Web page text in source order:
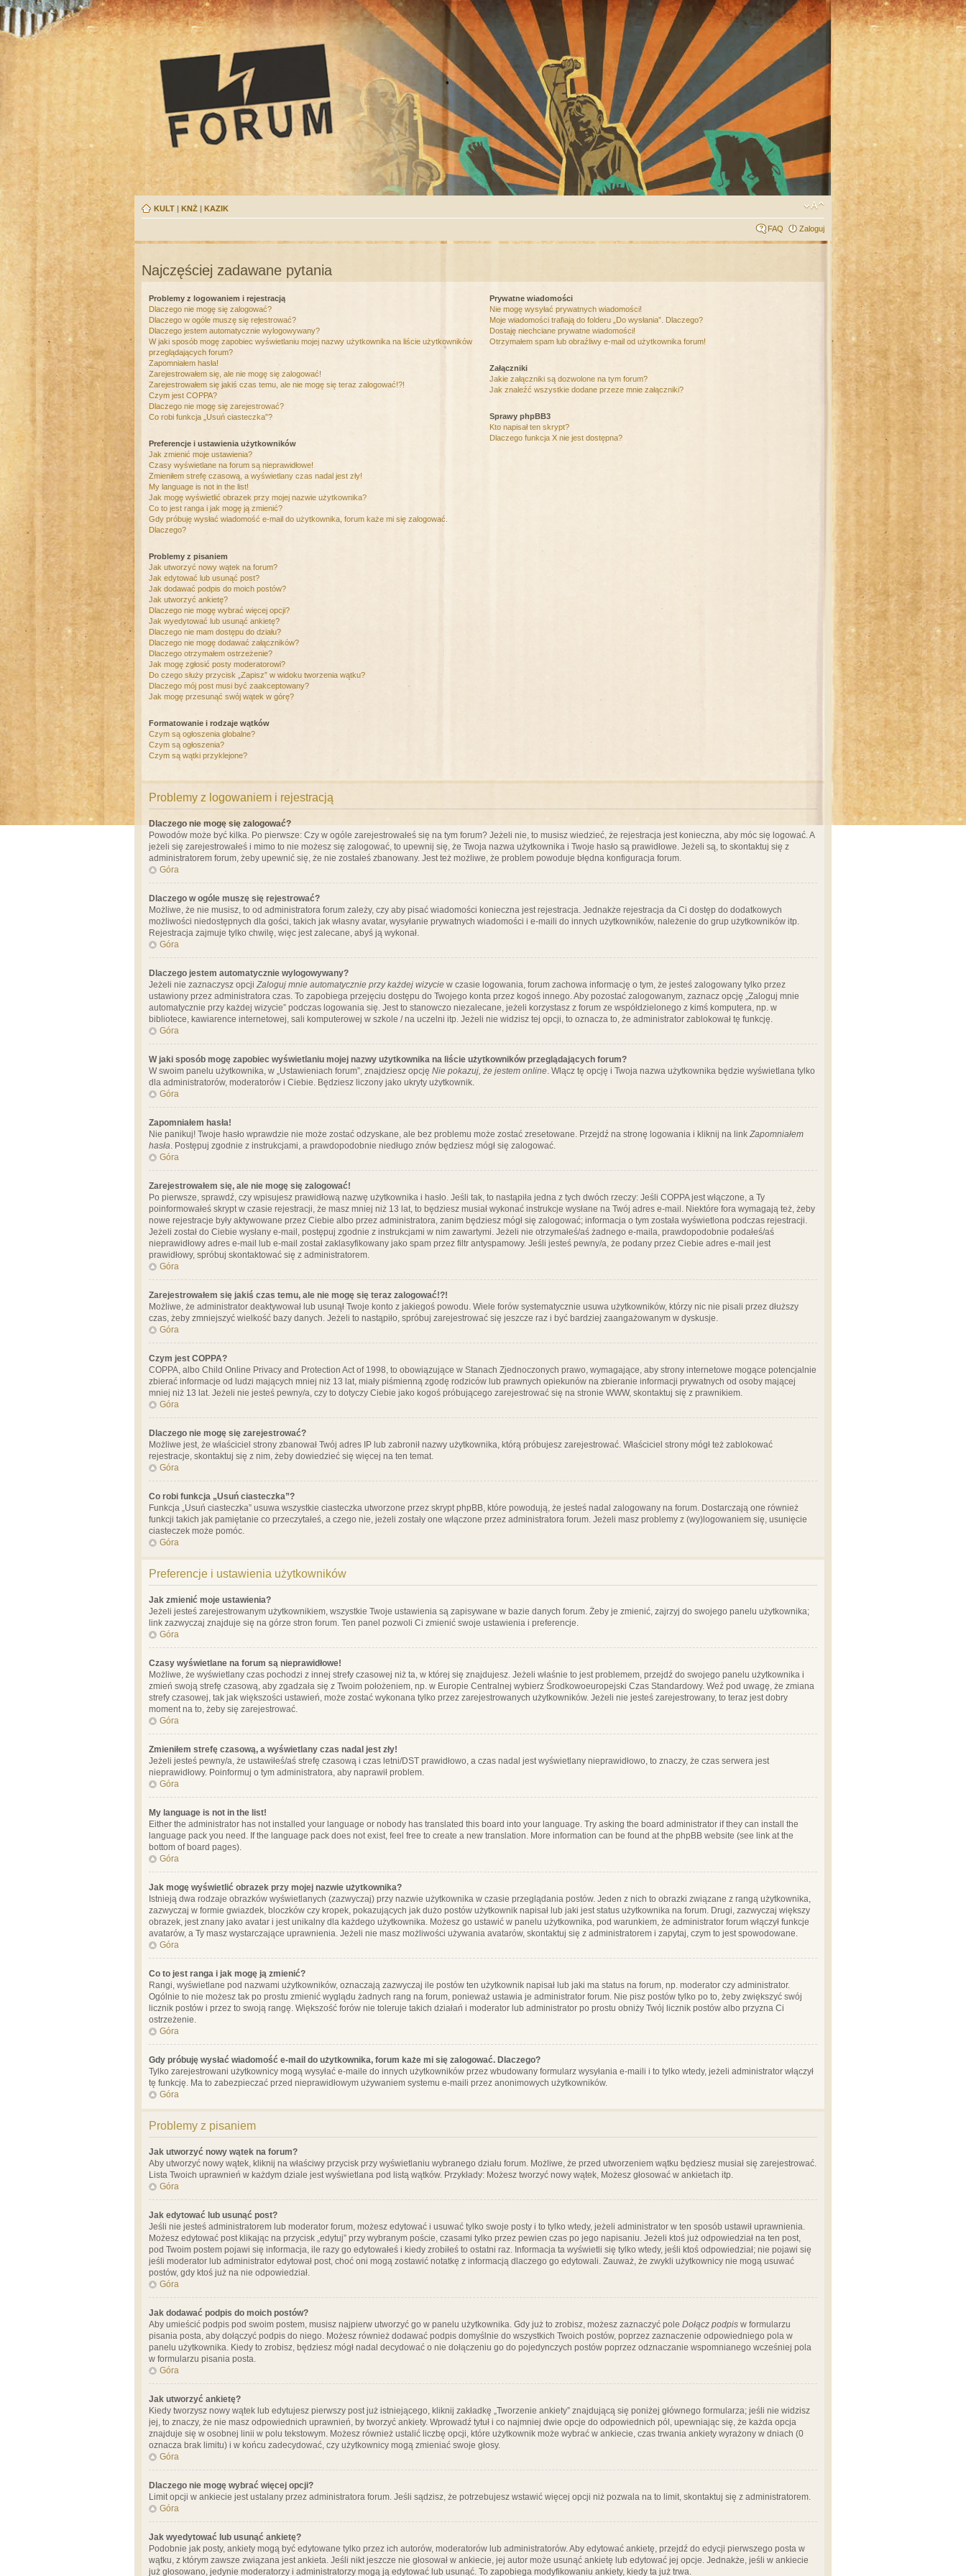
KULT | KNŻ | KAZIK
FAQ Zaloguj
Najczęściej zadawane pytania
Problemy z logowaniem i rejestracją
Dlaczego nie mogę się zalogować?
Dlaczego w ogóle muszę się rejestrować?
Dlaczego jestem automatycznie wylogowywany?
W jaki sposób mogę zapobiec wyświetlaniu mojej nazwy użytkownika na liście użytkowników
przeglądających forum?
Zapomniałem hasła!
Zarejestrowałem się, ale nie mogę się zalogować!
Zarejestrowałem się jakiś czas temu, ale nie mogę się teraz zalogować!?!
Czym jest COPPA?
Dlaczego nie mogę się zarejestrować?
Co robi funkcja „Usuń ciasteczka”?
Preferencje i ustawienia użytkowników
Jak zmienić moje ustawienia?
Czasy wyświetlane na forum są nieprawidłowe!
Zmieniłem strefę czasową, a wyświetlany czas nadal jest zły!
My language is not in the list!
Jak mogę wyświetlić obrazek przy mojej nazwie użytkownika?
Co to jest ranga i jak mogę ją zmienić?
Gdy próbuję wysłać wiadomość e-mail do użytkownika, forum każe mi się zalogować.
Dlaczego?
Problemy z pisaniem
Jak utworzyć nowy wątek na forum?
Jak edytować lub usunąć post?
Jak dodawać podpis do moich postów?
Jak utworzyć ankietę?
Dlaczego nie mogę wybrać więcej opcji?
Jak wyedytować lub usunąć ankietę?
Dlaczego nie mam dostępu do działu?
Dlaczego nie mogę dodawać załączników?
Dlaczego otrzymałem ostrzeżenie?
Jak mogę zgłosić posty moderatorowi?
Do czego służy przycisk „Zapisz” w widoku tworzenia wątku?
Dlaczego mój post musi być zaakceptowany?
Jak mogę przesunąć swój wątek w górę?
Formatowanie i rodzaje wątków
Czym są ogłoszenia globalne?
Czym są ogłoszenia?
Czym są wątki przyklejone?
Prywatne wiadomości
Nie mogę wysyłać prywatnych wiadomości!
Moje wiadomości trafiają do folderu „Do wysłania”. Dlaczego?
Dostaję niechciane prywatne wiadomości!
Otrzymałem spam lub obraźliwy e-mail od użytkownika forum!
Załączniki
Jakie załączniki są dozwolone na tym forum?
Jak znaleźć wszystkie dodane przeze mnie załączniki?
Sprawy phpBB3
Kto napisał ten skrypt?
Dlaczego funkcja X nie jest dostępna?
Problemy z logowaniem i rejestracją
Dlaczego nie mogę się zalogować?
Powodów może być kilka. Po pierwsze: Czy w ogóle zarejestrowałeś się na tym forum? Jeżeli nie, to musisz wiedzieć, że rejestracja jest konieczna, aby móc się logować. A
jeżeli się zarejestrowałeś i mimo to nie możesz się zalogować, to upewnij się, że Twoja nazwa użytkownika i Twoje hasło są prawidłowe. Jeżeli są, to skontaktuj się z
administratorem forum, żeby upewnić się, że nie zostałeś zbanowany. Jest też możliwe, że problem powoduje błędna konfiguracja forum.
Góra
Dlaczego w ogóle muszę się rejestrować?
Możliwe, że nie musisz, to od administratora forum zależy, czy aby pisać wiadomości konieczna jest rejestracja. Jednakże rejestracja da Ci dostęp do dodatkowych
możliwości niedostępnych dla gości, takich jak własny avatar, wysyłanie prywatnych wiadomości i e-maili do innych użytkowników, należenie do grup użytkowników itp.
Rejestracja zajmuje tylko chwilę, więc jest zalecane, abyś ją wykonał.
Góra
Dlaczego jestem automatycznie wylogowywany?
Jeżeli nie zaznaczysz opcji Zaloguj mnie automatycznie przy każdej wizycie w czasie logowania, forum zachowa informację o tym, że jesteś zalogowany tylko przez
ustawiony przez administratora czas. To zapobiega przejęciu dostępu do Twojego konta przez kogoś innego. Aby pozostać zalogowanym, zaznacz opcję „Zaloguj mnie
automatycznie przy każdej wizycie” podczas logowania się. Jest to stanowczo niezalecane, jeżeli korzystasz z forum ze współdzielonego z kimś komputera, np. w
bibliotece, kawiarence internetowej, sali komputerowej w szkole / na uczelni itp. Jeżeli nie widzisz tej opcji, to oznacza to, że administrator zablokował tę funkcję.
Góra
W jaki sposób mogę zapobiec wyświetlaniu mojej nazwy użytkownika na liście użytkowników przeglądających forum?
W swoim panelu użytkownika, w „Ustawieniach forum”, znajdziesz opcję Nie pokazuj, że jestem online. Włącz tę opcję i Twoja nazwa użytkownika będzie wyświetlana tylko
dla administratorów, moderatorów i Ciebie. Będziesz liczony jako ukryty użytkownik.
Góra
Zapomniałem hasła!
Nie panikuj! Twoje hasło wprawdzie nie może zostać odzyskane, ale bez problemu może zostać zresetowane. Przejdź na stronę logowania i kliknij na link Zapomniałem
hasła. Postępuj zgodnie z instrukcjami, a prawdopodobnie niedługo znów będziesz mógł się zalogować.
Góra
Zarejestrowałem się, ale nie mogę się zalogować!
Po pierwsze, sprawdź, czy wpisujesz prawidłową nazwę użytkownika i hasło. Jeśli tak, to nastąpiła jedna z tych dwóch rzeczy: Jeśli COPPA jest włączone, a Ty
poinformowałeś skrypt w czasie rejestracji, że masz mniej niż 13 lat, to będziesz musiał wykonać instrukcje wysłane na Twój adres e-mail. Niektóre fora wymagają też, żeby
nowe rejestracje były aktywowane przez Ciebie albo przez administratora, zanim będziesz mógł się zalogować; informacja o tym została wyświetlona podczas rejestracji.
Jeżeli został do Ciebie wysłany e-mail, postępuj zgodnie z instrukcjami w nim zawartymi. Jeżeli nie otrzymałeś/aś żadnego e-maila, prawdopodobnie podałeś/aś
nieprawidłowy adres e-mail lub e-mail został zaklasyfikowany jako spam przez filtr antyspamowy. Jeśli jesteś pewny/a, że podany przez Ciebie adres e-mail jest
prawidłowy, spróbuj skontaktować się z administratorem.
Góra
Zarejestrowałem się jakiś czas temu, ale nie mogę się teraz zalogować!?!
Możliwe, że administrator deaktywował lub usunął Twoje konto z jakiegoś powodu. Wiele forów systematycznie usuwa użytkowników, którzy nic nie pisali przez dłuższy
czas, żeby zmniejszyć wielkość bazy danych. Jeżeli to nastąpiło, spróbuj zarejestrować się jeszcze raz i być bardziej zaangażowanym w dyskusje.
Góra
Czym jest COPPA?
COPPA, albo Child Online Privacy and Protection Act of 1998, to obowiązujące w Stanach Zjednoczonych prawo, wymagające, aby strony internetowe mogące potencjalnie
zbierać informacje od ludzi mających mniej niż 13 lat, miały piśmienną zgodę rodziców lub prawnych opiekunów na zbieranie informacji prywatnych od osoby mającej
mniej niż 13 lat. Jeżeli nie jesteś pewny/a, czy to dotyczy Ciebie jako kogoś próbującego zarejestrować się na stronie WWW, skontaktuj się z prawnikiem.
Góra
Dlaczego nie mogę się zarejestrować?
Możliwe jest, że właściciel strony zbanował Twój adres IP lub zabronił nazwy użytkownika, którą próbujesz zarejestrować. Właściciel strony mógł też zablokować
rejestracje, skontaktuj się z nim, żeby dowiedzieć się więcej na ten temat.
Góra
Co robi funkcja „Usuń ciasteczka”?
Funkcja „Usuń ciasteczka” usuwa wszystkie ciasteczka utworzone przez skrypt phpBB, które powodują, że jesteś nadal zalogowany na forum. Dostarczają one również
funkcji takich jak pamiętanie co przeczytałeś, a czego nie, jeżeli zostały one włączone przez administratora forum. Jeżeli masz problemy z (wy)logowaniem się, usunięcie
ciasteczek może pomóc.
Góra
Preferencje i ustawienia użytkowników
Jak zmienić moje ustawienia?
Jeżeli jesteś zarejestrowanym użytkownikiem, wszystkie Twoje ustawienia są zapisywane w bazie danych forum. Żeby je zmienić, zajrzyj do swojego panelu użytkownika;
link zazwyczaj znajduje się na górze stron forum. Ten panel pozwoli Ci zmienić swoje ustawienia i preferencje.
Góra
Czasy wyświetlane na forum są nieprawidłowe!
Możliwe, że wyświetlany czas pochodzi z innej strefy czasowej niż ta, w której się znajdujesz. Jeżeli właśnie to jest problemem, przejdź do swojego panelu użytkownika i
zmień swoją strefę czasową, aby zgadzała się z Twoim położeniem, np. w Europie Centralnej wybierz Środkowoeuropejski Czas Standardowy. Weź pod uwagę, że zmiana
strefy czasowej, tak jak większości ustawień, może zostać wykonana tylko przez zarejestrowanych użytkowników. Jeżeli nie jesteś zarejestrowany, to teraz jest dobry
moment na to, żeby się zarejestrować.
Góra
Zmieniłem strefę czasową, a wyświetlany czas nadal jest zły!
Jeżeli jesteś pewny/a, że ustawiłeś/aś strefę czasową i czas letni/DST prawidłowo, a czas nadal jest wyświetlany nieprawidłowo, to znaczy, że czas serwera jest
nieprawidłowy. Poinformuj o tym administratora, aby naprawił problem.
Góra
My language is not in the list!
Either the administrator has not installed your language or nobody has translated this board into your language. Try asking the board administrator if they can install the
language pack you need. If the language pack does not exist, feel free to create a new translation. More information can be found at the phpBB website (see link at the
bottom of board pages).
Góra
Jak mogę wyświetlić obrazek przy mojej nazwie użytkownika?
Istnieją dwa rodzaje obrazków wyświetlanych (zazwyczaj) przy nazwie użytkownika w czasie przeglądania postów. Jeden z nich to obrazki związane z rangą użytkownika,
zazwyczaj w formie gwiazdek, bloczków czy kropek, pokazujących jak dużo postów użytkownik napisał lub jaki jest status użytkownika na forum. Drugi, zazwyczaj większy
obrazek, jest znany jako avatar i jest unikalny dla każdego użytkownika. Możesz go ustawić w panelu użytkownika, pod warunkiem, że administrator forum włączył funkcje
avatarów, a Ty masz wystarczające uprawnienia. Jeżeli nie masz możliwości używania avatarów, skontaktuj się z administratorem i zapytaj, czym to jest spowodowane.
Góra
Co to jest ranga i jak mogę ją zmienić?
Rangi, wyświetlane pod nazwami użytkowników, oznaczają zazwyczaj ile postów ten użytkownik napisał lub jaki ma status na forum, np. moderator czy administrator.
Ogólnie to nie możesz tak po prostu zmienić wyglądu żadnych rang na forum, ponieważ ustawia je administrator forum. Nie pisz postów tylko po to, żeby zwiększyć swój
licznik postów i przez to swoją rangę. Większość forów nie toleruje takich działań i moderator lub administrator po prostu obniży Twój licznik postów albo przyzna Ci
ostrzeżenie.
Góra
Gdy próbuję wysłać wiadomość e-mail do użytkownika, forum każe mi się zalogować. Dlaczego?
Tylko zarejestrowani użytkownicy mogą wysyłać e-maile do innych użytkowników przez wbudowany formularz wysyłania e-maili i to tylko wtedy, jeżeli administrator włączył
tę funkcję. Ma to zabezpieczać przed nieprawidłowym używaniem systemu e-maili przez anonimowych użytkowników.
Góra
Problemy z pisaniem
Jak utworzyć nowy wątek na forum?
Aby utworzyć nowy wątek, kliknij na właściwy przycisk przy wyświetlaniu wybranego działu forum. Możliwe, że przed utworzeniem wątku będziesz musiał się zarejestrować.
Lista Twoich uprawnień w każdym dziale jest wyświetlana pod listą wątków. Przykłady: Możesz tworzyć nowy wątek, Możesz głosować w ankietach itp.
Góra
Jak edytować lub usunąć post?
Jeśli nie jesteś administratorem lub moderator forum, możesz edytować i usuwać tylko swoje posty i to tylko wtedy, jeżeli administrator w ten sposób ustawił uprawnienia.
Możesz edytować post klikając na przycisk „edytuj” przy wybranym poście, czasami tylko przez pewien czas po jego napisaniu. Jeżeli ktoś już odpowiedział na ten post,
pod Twoim postem pojawi się informacja, ile razy go edytowałeś i kiedy zrobiłeś to ostatni raz. Informacja ta wyświetli się tylko wtedy, jeśli ktoś odpowiedział; nie pojawi się
jeśli moderator lub administrator edytował post, choć oni mogą zostawić notatkę z informacją dlaczego go edytowali. Zauważ, że zwykli użytkownicy nie mogą usuwać
postów, gdy ktoś już na nie odpowiedział.
Góra
Jak dodawać podpis do moich postów?
Aby umieścić podpis pod swoim postem, musisz najpierw utworzyć go w panelu użytkownika. Gdy już to zrobisz, możesz zaznaczyć pole Dołącz podpis w formularzu
pisania posta, aby dołączyć podpis do niego. Możesz również dodawać podpis domyślnie do wszystkich Twoich postów, poprzez zaznaczenie odpowiedniego pola w
panelu użytkownika. Kiedy to zrobisz, będziesz mógł nadal decydować o nie dołączeniu go do pojedynczych postów poprzez odznaczanie wspomnianego wcześniej pola
w formularzu pisania posta.
Góra
Jak utworzyć ankietę?
Kiedy tworzysz nowy wątek lub edytujesz pierwszy post już istniejącego, kliknij zakładkę „Tworzenie ankiety” znajdującą się poniżej głównego formularza; jeśli nie widzisz
jej, to znaczy, że nie masz odpowiednich uprawnień, by tworzyć ankiety. Wprowadź tytuł i co najmniej dwie opcje do odpowiednich pól, upewniając się, że każda opcja
znajduje się w osobnej linii w polu tekstowym. Możesz również ustalić liczbę opcji, które użytkownik może wybrać w ankiecie, czas trwania ankiety wyrażony w dniach (0
oznacza brak limitu) i w końcu zadecydować, czy użytkownicy mogą zmieniać swoje głosy.
Góra
Dlaczego nie mogę wybrać więcej opcji?
Limit opcji w ankiecie jest ustalany przez administratora forum. Jeśli sądzisz, że potrzebujesz wstawić więcej opcji niż pozwala na to limit, skontaktuj się z administratorem.
Góra
Jak wyedytować lub usunąć ankietę?
Podobnie jak posty, ankiety mogą być edytowane tylko przez ich autorów, moderatorów lub administratorów. Aby edytować ankietę, przejdź do edycji pierwszego posta w
wątku, z którym zawsze związana jest ankieta. Jeśli nikt jeszcze nie głosował w ankiecie, jej autor może usunąć ankietę lub edytować jej opcje. Jednakże, jeśli w ankiecie
już głosowano, jedynie moderatorzy i administratorzy mogą ją edytować lub usunąć. To zapobiega modyfikowaniu ankiety, kiedy ta już trwa.